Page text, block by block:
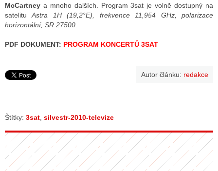
TELEVIZÍ
VYSÍLAČE
RÁDIA
STRÁNKY TV
TISK
McCartney a mnoho dalších. Program 3sat je volně dostupný na
satelituAstra 1H (19,2°E), frekvence 11,954 GHz, polarizace
horizontální, SR 27500.
PDF DOKUMENT: PROGRAM KONCERTŮ 3SAT
Autor článku: redakce
Štítky: 3sat silvestr-2010-televize